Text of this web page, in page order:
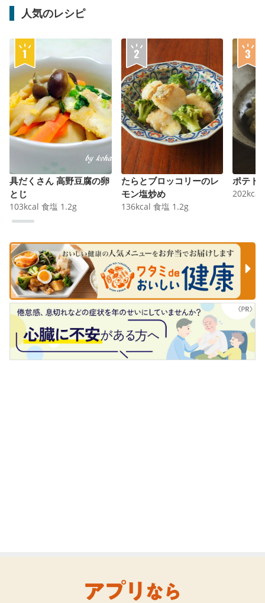
人気のレシピ
具だくさん 高野豆腐の卵
とじ
103kcal 食塩 1.2g
たらとブロッコリーのレ
モン塩炒め
136kcal 食塩 1.2g
ポテト
202kcal